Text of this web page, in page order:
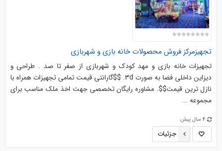
تجهیزمرکز فروش محصولات خانه بازی و شهربازی
تجهیزات خانه بازی و مهد کودک و شهربازی از صفر تا صد . طراحی و
دیزاین داخلی فضا به صورت 3d. $$گارانتی قیمت تمامی تجهیزات همراه با
نازل ترین قیمت$$. مشاوره رایگان تخصصی جهت اخذ ملک مناسب برای
مجموعه ...
4 سال پیش
جزئیات